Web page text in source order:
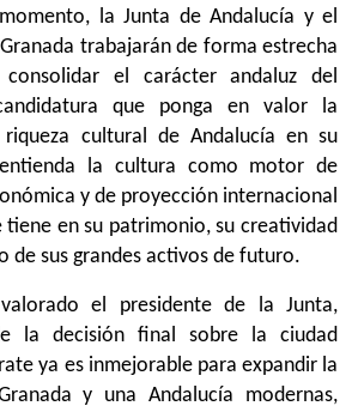
la Junta de Andalucía y el
trabajarán de forma estrecha
el carácter andaluz del
que ponga en valor la
cultural de Andalucía en su
la cultura como motor de
y de proyección internacional
tiene en su patrimonio, su creatividad
de sus grandes activos de futuro.
el presidente de la Junta,
la decisión final sobre la ciudad
ya es inmejorable para expandir la
y una Andalucía modernas,